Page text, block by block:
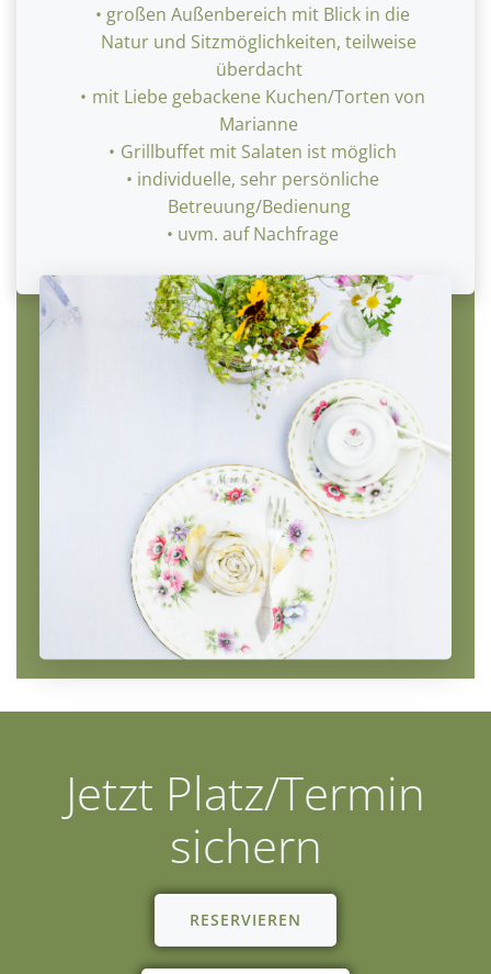
großen Außenbereich mit Blick in die
Natur und Sitzmöglichkeiten, teilweise
überdacht
mit Liebe gebackene Kuchen/Torten von
Marianne
Grillbuffet mit Salaten ist möglich
individuelle, sehr persönliche
Betreuung/Bedienung
uvm. auf Nachfrage
Jetzt Platz/Termin
sichern
RESERVIEREN